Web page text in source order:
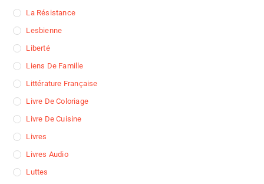
La Résistance
Lesbienne
Liberté
Liens De Famille
Littérature Française
Livre De Coloriage
Livre De Cuisine
Livres
Livres Audio
Luttes